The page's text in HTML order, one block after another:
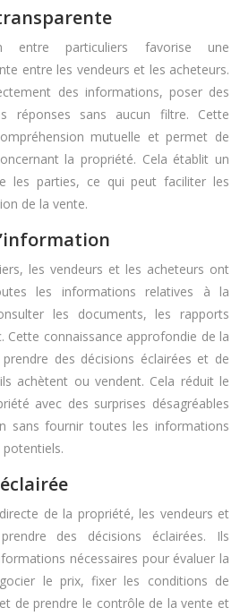
particuliers favorise une
entre les vendeurs et les acheteurs.
des informations, poser des
réponses sans aucun filtre. Cette
mutuelle et permet de
la propriété. Cela établit un
les parties, ce qui peut faciliter les
de la vente.
les vendeurs et les acheteurs ont
les informations relatives à la
les documents, les rapports
Cette connaissance approfondie de la
des décisions éclairées et de
achètent ou vendent. Cela réduit le
avec des surprises désagréables
sans fournir toutes les informations
de la propriété, les vendeurs et
des décisions éclairées. Ils
nécessaires pour évaluer la
le prix, fixer les conditions de
de prendre le contrôle de la vente et